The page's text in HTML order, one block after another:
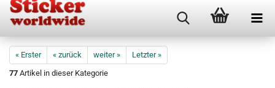
« Erster « zurück weiter »
Letzter »
77 Artikel in dieser Kategorie